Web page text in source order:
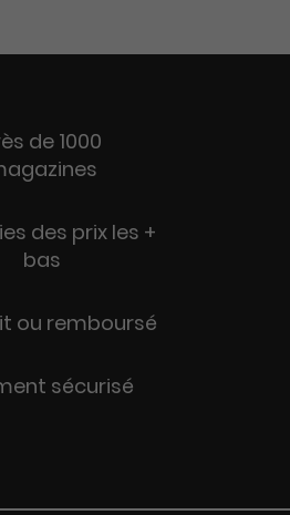
de 1000
des prix les +
bas
ou remboursé
sécurisé